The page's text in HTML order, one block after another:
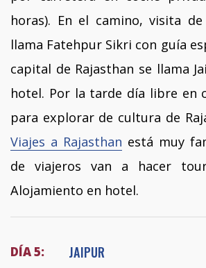
horas). En el camino, visita
llama Fatehpur Sikri con guía
capital de Rajasthan se llama
hotel. Por la tarde día libre en
para explorar de cultura de
Viajes a Rajasthan está muy
de viajeros van a hacer
Alojamiento en hotel.
DÍA 5: JAIPUR